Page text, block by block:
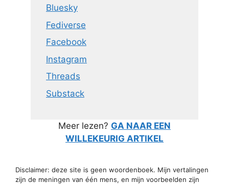
Bluesky
Fediverse
Facebook
Instagram
Threads
Substack
Meer lezen? GA NAAR EEN
WILLEKEURIG ARTIKEL
Disclaimer: deze site is geen woordenboek. Mijn vertalingen
zijn de meningen van één mens, en mijn voorbeelden zijn